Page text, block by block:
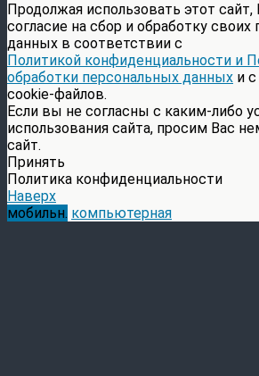
Продолжая использовать этот
согласие на сбор и обработку своих
данных в соответствии с
Политикой конфиденциальности и
обработки персональных данных и
cookie-файлов.
Если вы не согласны с каким-либо
использования сайта, просим Вас
сайт.
Принять
Политика конфиденциальности
Наверх
мобильн. компьютерная